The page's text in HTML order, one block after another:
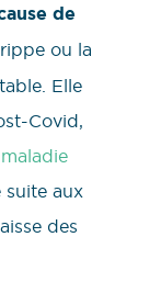
de
ou la
Elle
Covid,
suite aux
des